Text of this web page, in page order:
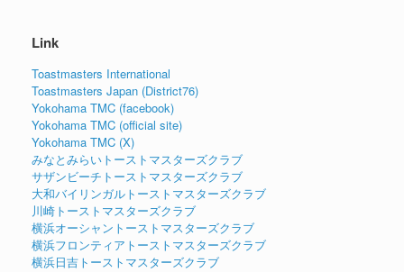
Link
Toastmasters International
Toastmasters Japan (District76)
Yokohama TMC (facebook)
Yokohama TMC (official site)
Yokohama TMC (X)
みなとみらいトーストマスターズクラブ
サザンビーチトーストマスターズクラブ
大和バイリンガルトーストマスターズクラブ
川崎トーストマスターズクラブ
横浜オーシャントーストマスターズクラブ
横浜フロンティアトーストマスターズクラブ
横浜日吉トーストマスターズクラブ